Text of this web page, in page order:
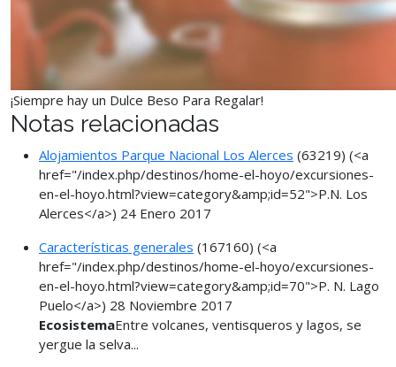
¡Siempre hay un Dulce Beso Para Regalar!
Notas relacionadas
Alojamientos Parque Nacional Los Alerces (63219) (<a
href="/index.php/destinos/home-el-hoyo/excursiones-
en-el-hoyo.html?view=category&amp;id=52">P.N. Los
Alerces</a>) 24 Enero 2017
Características generales (167160) (<a
href="/index.php/destinos/home-el-hoyo/excursiones-
en-el-hoyo.html?view=category&amp;id=70">P. N. Lago
Puelo</a>) 28 Noviembre 2017
EcosistemaEntre volcanes, ventisqueros y lagos, se
yergue la selva...